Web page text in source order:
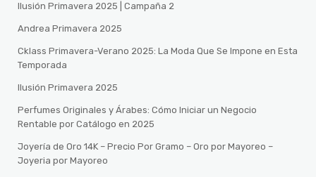
Ilusión Primavera 2025 | Campaña 2
Andrea Primavera 2025
Cklass Primavera-Verano 2025: La Moda Que Se Impone en Esta
Temporada
Ilusión Primavera 2025
Perfumes Originales y Árabes: Cómo Iniciar un Negocio
Rentable por Catálogo en 2025
Joyería de Oro 14K – Precio Por Gramo – Oro por Mayoreo –
Joyeria por Mayoreo